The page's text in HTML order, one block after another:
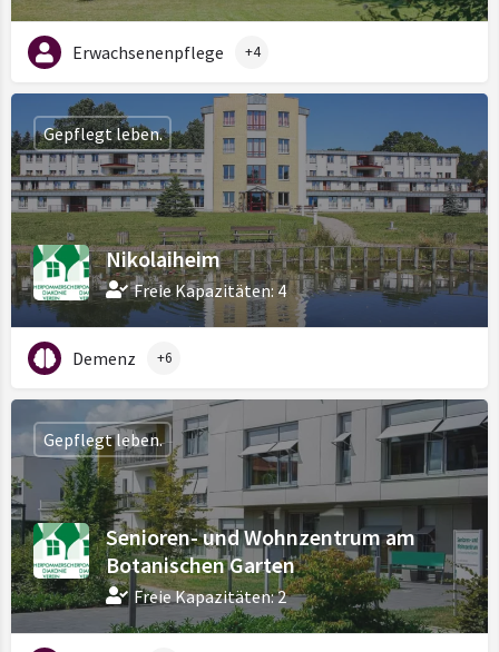
Erwachsenenpflege +4
Nikolaiheim
Freie Kapazitäten: 4
Gepflegt leben.
Demenz +6
Senioren- und Wohnzentrum am
Botanischen Garten
Freie Kapazitäten: 2
Gepflegt leben.